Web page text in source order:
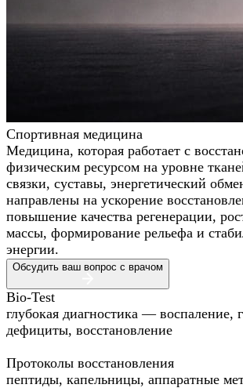
Спортивная медицина
Медицина, которая работает с
физическим ресурсом на уровне
связки, суставы, энергетический
направлены на ускорение
повышение качества регенерации,
массы, формирование рельефа и
энергии.
Обсудить ваш вопрос с врачом
Bio-Test
глубокая диагностика — воспаление,
дефициты, восстановление
Протоколы восстановления
пептиды, капельницы, аппаратные